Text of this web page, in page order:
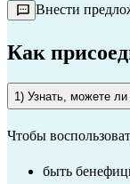
Внести
Как
1) Узнать, можете
Чтобы
быть